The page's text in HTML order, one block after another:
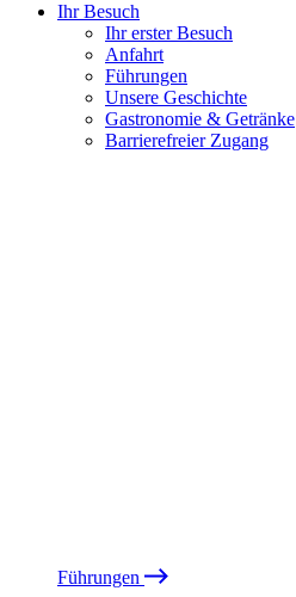
Ihr Besuch
Ihr erster Besuch
Anfahrt
Führungen
Unsere Geschichte
Gastronomie & Getränke
Barrierefreier Zugang
Führungen